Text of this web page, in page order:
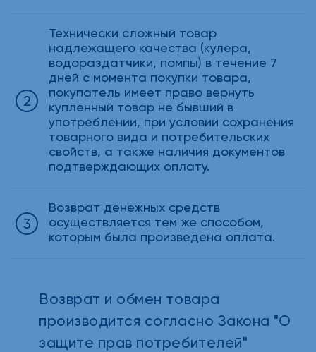
Технически сложный товар
надлежащего качества (кулера,
водораздатчики, помпы) в течение 7
дней с момента покупки товара,
покупатель имеет право вернуть
купленный товар не бывший в
употреблении, при условии сохранения
товарного вида и потребительских
свойств, а также наличия документов
подтверждающих оплату.
Возврат денежных средств
осуществляется тем же способом,
которым была произведена оплата.
Возврат и обмен товара
производится согласно Закона "О
защите прав потребителей"